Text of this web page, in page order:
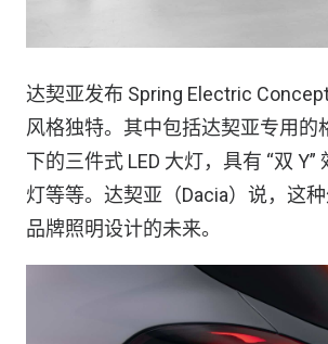
达契亚发布 Spring Electric
风格独特。其中包括达契亚专用的
下的三件式 LED 大灯，具有 “双 Y”
灯等等。达契亚（Dacia）说，这
品牌照明设计的未来。